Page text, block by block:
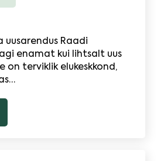
uusarendus Raadi
enamat kui lihtsalt uus
on terviklik elukeskkond,